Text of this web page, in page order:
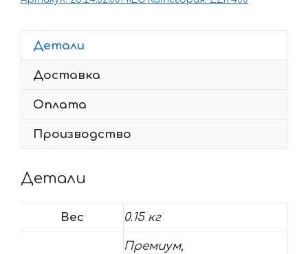
Kawasaki
Детали
Доставка
Оплата
Производство
Детали
Вес 0.15 кг
Премиум,